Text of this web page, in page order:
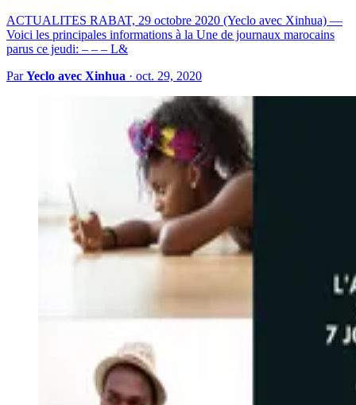
ACTUALITES RABAT, 29 octobre 2020 (Yeclo avec Xinhua) —
Voici les principales informations à la Une de journaux marocains
parus ce jeudi: – – – L&
ParYeclo avec Xinhua · oct. 29, 2020